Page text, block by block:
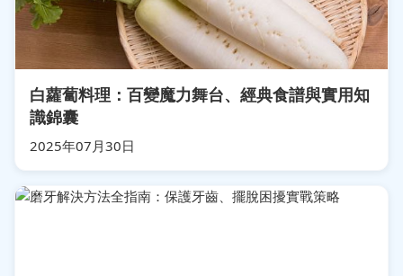
白蘿蔔料理：百變魔力舞台、經典食譜與實用知
識錦囊
2025年07月30日